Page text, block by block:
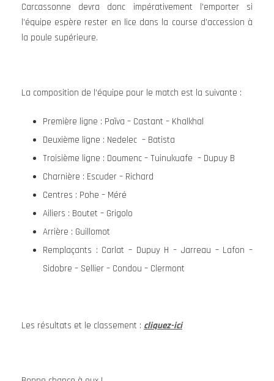
Carcassonne devra donc impérativement l’emporter si
l’équipe espère rester en lice dans la course d’accession à
la poule supérieure.
La composition de l’équipe pour le match est la suivante :
Première ligne : Païva – Castant – Khalkhal
Deuxième ligne : Nedelec – Batista
Troisième ligne : Doumenc – Tuinukuafe – Dupuy B
Charnière : Escuder – Richard
Centres : Pohe – Méré
Ailiers : Boutet – Grigolo
Arrière : Guillomot
Remplaçants : Carlat – Dupuy H – Jarreau – Lafon –
Sidobre – Sellier – Condou – Clermont
Les résultats et le classement : cliquez-ici